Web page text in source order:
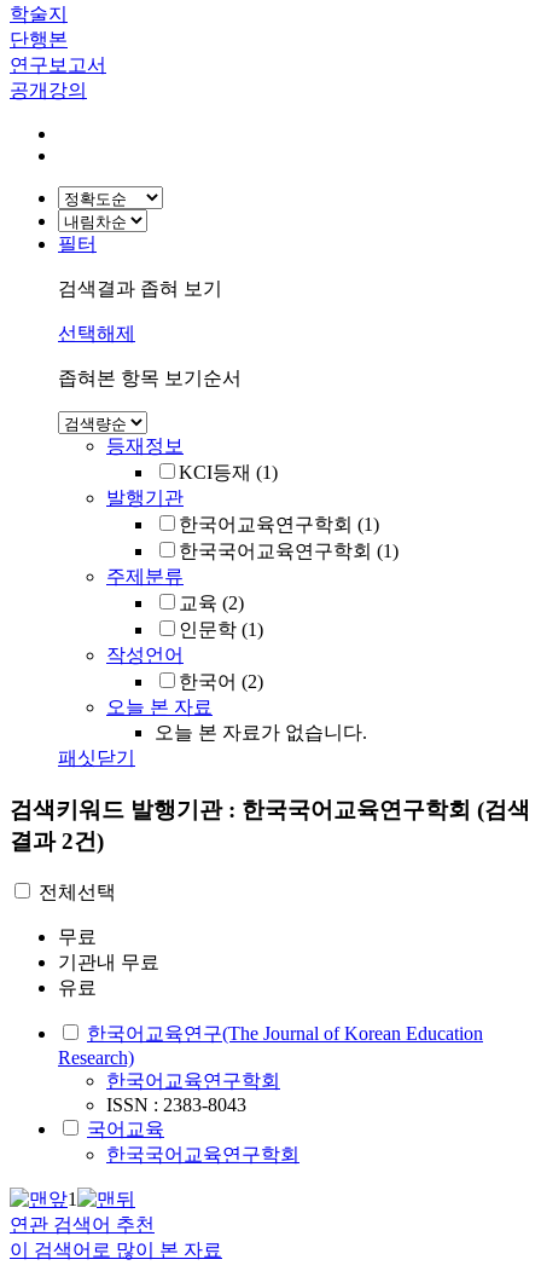
학술지
단행본
연구보고서
공개강의
필터
검색결과 좁혀 보기
선택해제
좁혀본 항목 보기순서
등재정보
KCI등재 (1)
발행기관
한국어교육연구학회 (1)
한국국어교육연구학회 (1)
주제분류
교육 (2)
인문학 (1)
작성언어
한국어 (2)
오늘 본 자료
오늘 본 자료가 없습니다.
패싯닫기
검색키워드 발행기관 : 한국국어교육연구학회 (검색
결과 2건)
전체선택
무료
기관내 무료
유료
한국어교육연구(The Journal of Korean Education
Research)
한국어교육연구학회
ISSN : 2383-8043
국어교육
한국국어교육연구학회
1
연관 검색어 추천
이 검색어로 많이 본 자료